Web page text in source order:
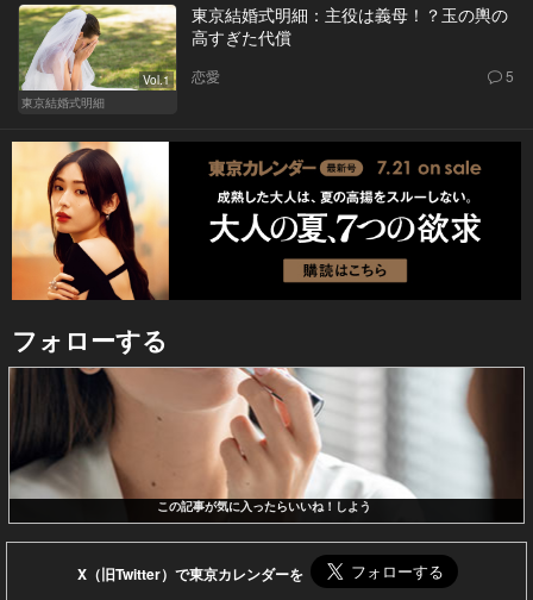
Vol.1
東京結婚式明細
東京結婚式明細：主役は義母！？玉の輿の
高すぎた代償
恋愛 5
フォローする
この記事が気に入ったらいいね！しよう
X（旧Twitter）で東京カレンダーを